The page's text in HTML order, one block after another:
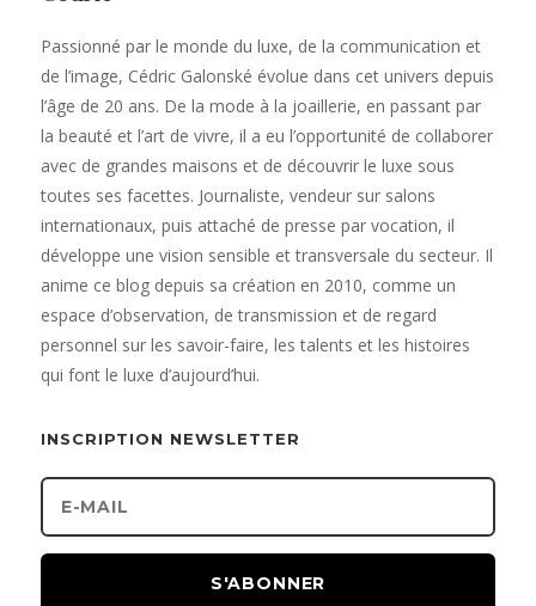
Passionné par le monde du luxe, de la communication et
de l’image, Cédric Galonské évolue dans cet univers depuis
l’âge de 20 ans. De la mode à la joaillerie, en passant par
la beauté et l’art de vivre, il a eu l’opportunité de collaborer
avec de grandes maisons et de découvrir le luxe sous
toutes ses facettes. Journaliste, vendeur sur salons
internationaux, puis attaché de presse par vocation, il
développe une vision sensible et transversale du secteur. Il
anime ce blog depuis sa création en 2010, comme un
espace d’observation, de transmission et de regard
personnel sur les savoir-faire, les talents et les histoires
qui font le luxe d’aujourd’hui.
INSCRIPTION NEWSLETTER
S'ABONNER